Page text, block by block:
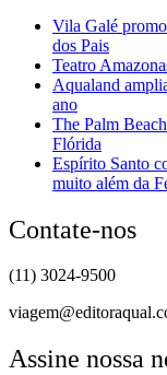
Vila Galé
dos Pais
Teatro
Aqualand
ano
The Palm
Flórida
Espírito Santo
muito além da
Contate-nos
(11) 3024-9500
Assine nossa